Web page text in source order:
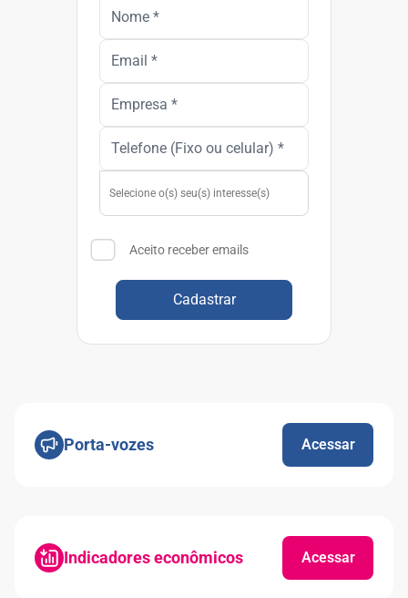
Aceito receber emails
Cadastrar
Porta-vozes Acessar
Indicadores econômicos Acessar